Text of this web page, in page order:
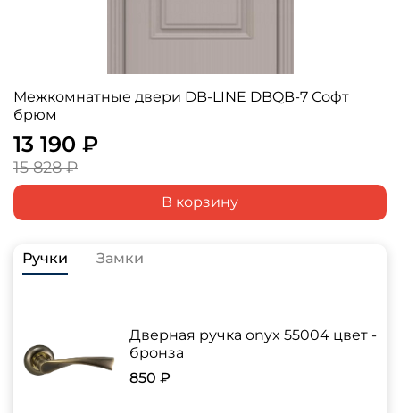
Межкомнатные двери DB-LINE DBQB-7 Софт
брюм
13 190 ₽
15 828 ₽
В корзину
Ручки Замки
Дверная ручка onyx 55004 цвет -
бронза
850 ₽